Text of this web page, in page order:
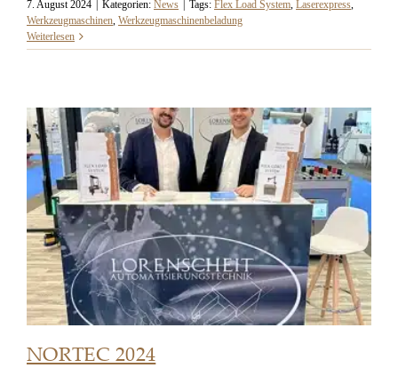
7. August 2024 Kategorien: News Tags: Flex Load System, Laserexpress,
Werkzeugmaschinen, Werkzeugmaschinenbeladung
Weiterlesen
NORTEC 2024